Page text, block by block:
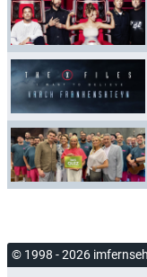
© 1998 - 2026